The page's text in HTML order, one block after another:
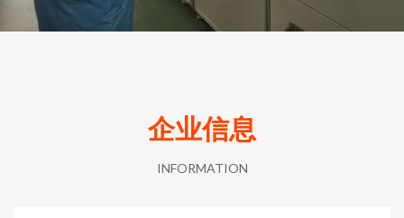
企业信息
INFORMATION